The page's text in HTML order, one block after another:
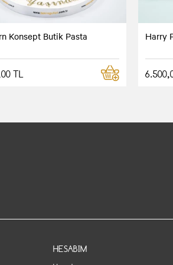
Konsept Butik Pasta
TL
Harry
HESABIM